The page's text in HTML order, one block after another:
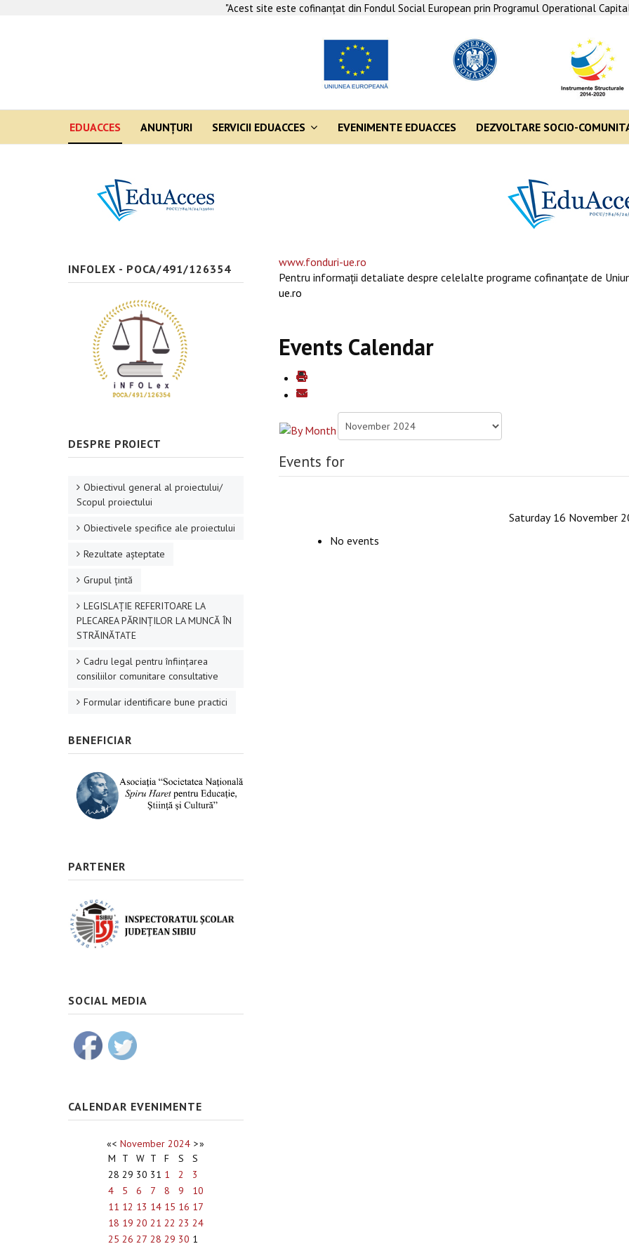
"Acest site este cofinanţat din Fondul Social European prin Programul Operational
EDUACCES ANUNŢURI SERVICII EDUACCES EVENIMENTE EDUACCES DEZVOLTARE SOCIO-
www.fonduri-ue.ro
Pentru informaţii detaliate despre celelalte programe cofinanţate de
ue.ro
Events Calendar
Events for
Saturday 16 November
No events
INFOLEX - POCA/491/126354
DESPRE PROIECT
Obiectivul general al proiectului/
Scopul proiectului
Obiectivele specifice ale proiectului
Rezultate aşteptate
Grupul ţintă
LEGISLAȚIE REFERITOARE LA
PLECAREA PĂRINȚILOR LA MUNCĂ ÎN
STRĂINĂTATE
Cadru legal pentru înființarea
consiliilor comunitare consultative
Formular identificare bune practici
BENEFICIAR
PARTENER
SOCIAL MEDIA
CALENDAR EVENIMENTE
«< November 2024 >»
M
T W T F S
S
28 29 30 31 1 2
3
4
5 6 7 8 9
10
11 12 13 14 15 16 17
18 19 20 21 22 23 24
25 26 27 28 29 30 1